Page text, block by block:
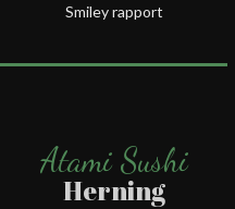
Smiley rapport
Atami Sushi
Herning